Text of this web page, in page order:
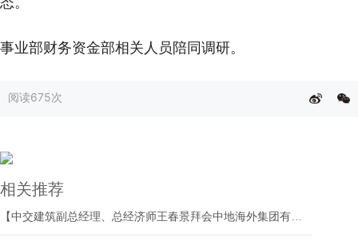
事业部财务资金部相关人员陪同调研。
阅读675次
相关推荐
【中交建筑副总经理、总经济师王春景拜会中地海外集团有限公司党委书记、董事长兰眉中】